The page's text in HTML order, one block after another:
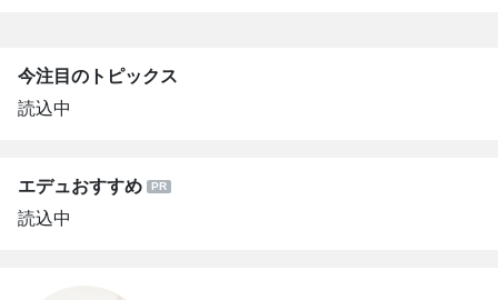
今注目のトピックス
読込中
エデュおすすめ
読込中